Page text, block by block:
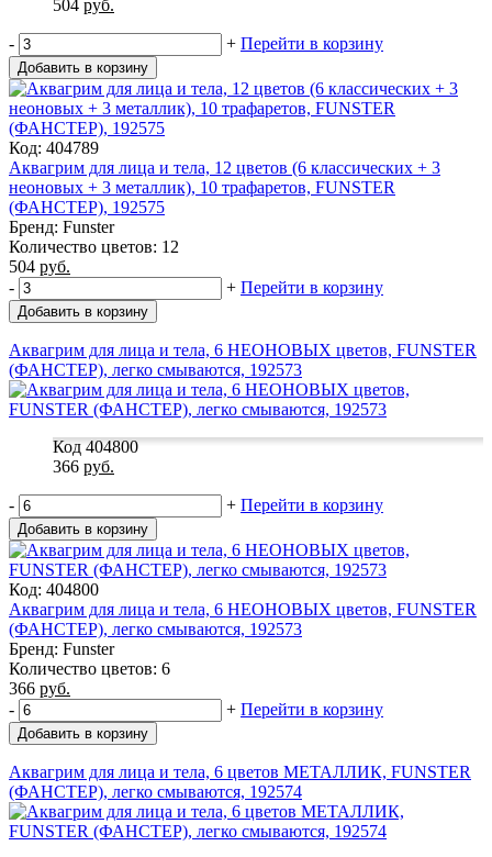
504 руб.
- + Перейти в корзину
Добавить в корзину
Код: 404789
Аквагрим для лица и тела, 12 цветов (6 классических + 3
неоновых + 3 металлик), 10 трафаретов, FUNSTER
(ФАНСТЕР), 192575
Бренд: Funster
Количество цветов: 12
504 руб.
-
+ Перейти в корзину
Добавить в корзину
Аквагрим для лица и тела, 6 НЕОНОВЫХ цветов, FUNSTER
(ФАНСТЕР), легко смываются, 192573
Код 404800
366 руб.
- + Перейти в корзину
Добавить в корзину
Код: 404800
Аквагрим для лица и тела, 6 НЕОНОВЫХ цветов, FUNSTER
(ФАНСТЕР), легко смываются, 192573
Бренд: Funster
Количество цветов: 6
366 руб.
-
+ Перейти в корзину
Добавить в корзину
Аквагрим для лица и тела, 6 цветов МЕТАЛЛИК, FUNSTER
(ФАНСТЕР), легко смываются, 192574